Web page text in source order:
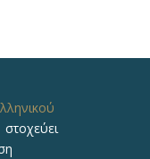
στοχεύει